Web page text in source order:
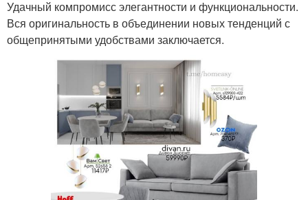
Удачный компромисс элегантности и функциональности.
Вся оригинальность в объединении новых тенденций с
общепринятыми удобствами заключается.